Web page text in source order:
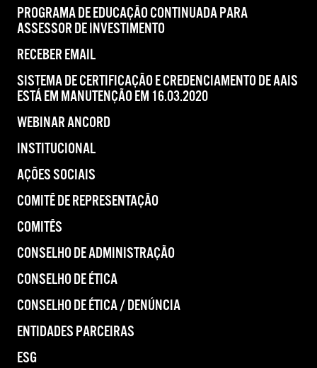
PROGRAMA DE EDUCAÇÃO CONTINUADA PARA
ASSESSOR DE INVESTIMENTO
RECEBER EMAIL
SISTEMA DE CERTIFICAÇÃO E CREDENCIAMENTO DE AAIS
ESTÁ EM MANUTENÇÃO EM 16.03.2020
WEBINAR ANCORD
INSTITUCIONAL
AÇÕES SOCIAIS
COMITÊ DE REPRESENTAÇÃO
COMITÊS
CONSELHO DE ADMINISTRAÇÃO
CONSELHO DE ÉTICA
CONSELHO DE ÉTICA / DENÚNCIA
ENTIDADES PARCEIRAS
ESG